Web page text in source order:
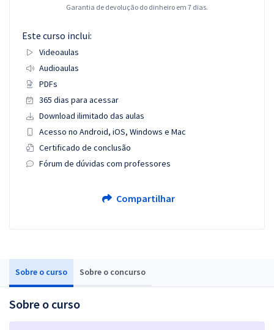
Sobre o curso Sobre o concurso
Sobre o curso
Garantia de devolução do dinheiro em 7 dias.
Este curso inclui:
Videoaulas
Audioaulas
PDFs
365 dias para acessar
Download ilimitado das aulas
Acesso no Android, iOS, Windows e Mac
Certificado de conclusão
Fórum de dúvidas com professores
Compartilhar